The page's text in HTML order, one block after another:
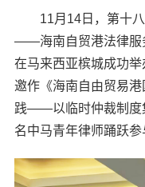
11月14日，第十八
——海南自贸港法律服
在马来西亚槟城成功
邀作《海南自由贸易
践——以临时仲裁制度
名中马青年律师踊跃参